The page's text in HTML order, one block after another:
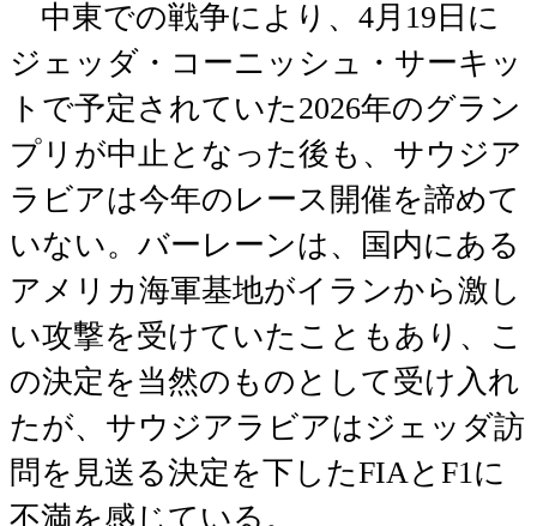
中東での戦争により、4月19日に
ジェッダ・コーニッシュ・サーキッ
トで予定されていた2026年のグラン
プリが中止となった後も、サウジア
ラビアは今年のレース開催を諦めて
いない。バーレーンは、国内にある
アメリカ海軍基地がイランから激し
い攻撃を受けていたこともあり、こ
の決定を当然のものとして受け入れ
たが、サウジアラビアはジェッダ訪
問を見送る決定を下したFIAとF1に
不満を感じている。